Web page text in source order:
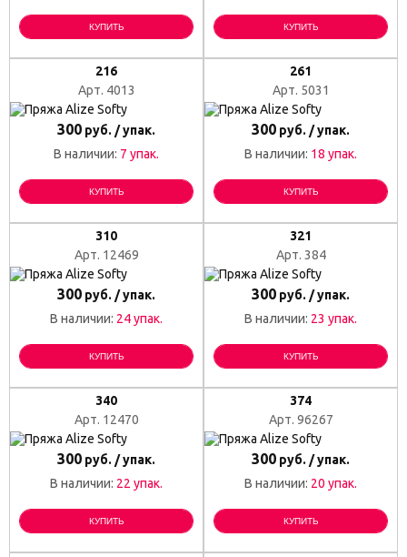
КУПИТЬ КУПИТЬ
216
Арт. 4013
300 руб. / упак.
В наличии: 7 упак.
КУПИТЬ
261
Арт. 5031
300 руб. / упак.
В наличии: 18 упак.
КУПИТЬ
310
Арт. 12469
300 руб. / упак.
В наличии: 24 упак.
КУПИТЬ
321
Арт. 384
300 руб. / упак.
В наличии: 23 упак.
КУПИТЬ
340
Арт. 12470
300 руб. / упак.
В наличии: 22 упак.
КУПИТЬ
374
Арт. 96267
300 руб. / упак.
В наличии: 20 упак.
КУПИТЬ